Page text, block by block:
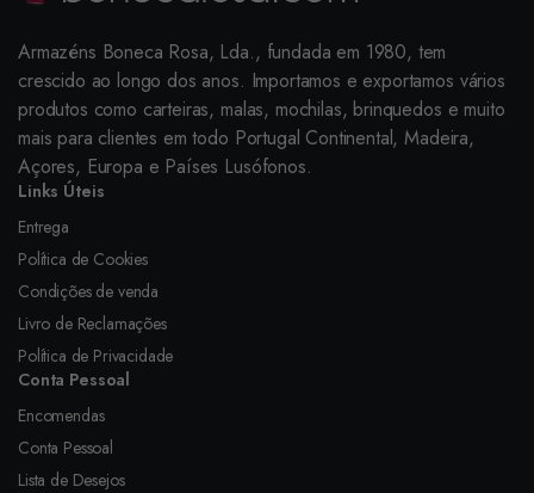
Armazéns Boneca Rosa, Lda., fundada em 1980, tem
crescido ao longo dos anos. Importamos e exportamos vários
produtos como carteiras, malas, mochilas, brinquedos e muito
mais para clientes em todo Portugal Continental, Madeira,
Açores, Europa e Países Lusófonos.
Links Úteis
Entrega
Política de Cookies
Condições de venda
Livro de Reclamações
Política de Privacidade
Conta Pessoal
Encomendas
Conta Pessoal
Lista de Desejos